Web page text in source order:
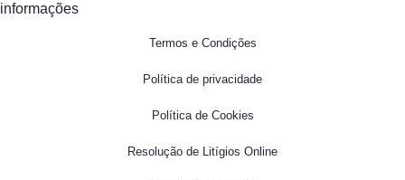
informações
Termos e Condições
Política de privacidade
Política de Cookies
Resolução de Litígios Online